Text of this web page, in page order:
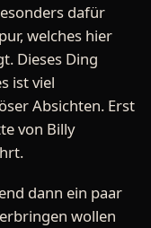
dafür
welches hier
Dieses Ding
ist viel
Absichten. Erst
von Billy
dann ein paar
wollen